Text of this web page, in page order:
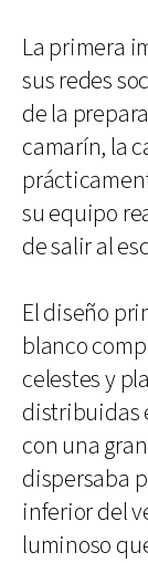
La primera
sus redes
de la
camarín, la
su equipo
de salir al
El diseño
blanco
celestes y
distribuidas
con una
dispersaba
inferior del
luminoso